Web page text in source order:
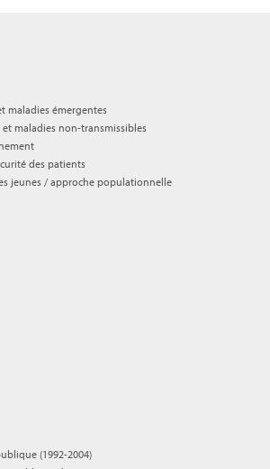
maladies émergentes
maladies non-transmissibles
des patients
jeunes / approche populationnelle
(1992-2004)